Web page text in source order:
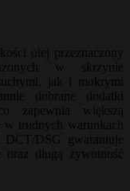
olej przeznaczony
w skrzynie
jak i mokrymi
dobrane dodatki
zapewnia większą
w trudnych warunkach
DSG gwarantuje
długą żywotność